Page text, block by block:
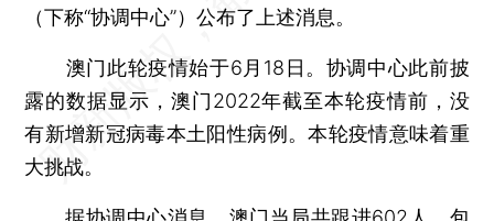
（下称“协调中心”）公布了上述消息。
澳门此轮疫情始于6月18日。协调中心此前披
露的数据显示，澳门2022年截至本轮疫情前，没
有新增新冠病毒本土阳性病例。本轮疫情意味着重
大挑战。